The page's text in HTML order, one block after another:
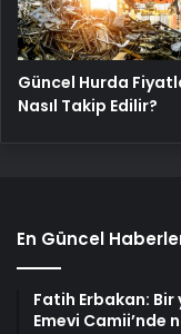
Güncel Hurda
Nasıl Takip Edilir?
En Güncel
Fatih Erbakan: Bir
Emevi Camii’nde